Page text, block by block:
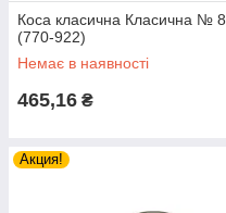
Коса класична Класична № 8
(770-922)
Немає в наявності
465,16 ₴
Акция!